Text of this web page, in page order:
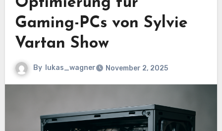
Gaming-PCs von Sylvie
Vartan Show
By lukas_wagner November 2, 2025